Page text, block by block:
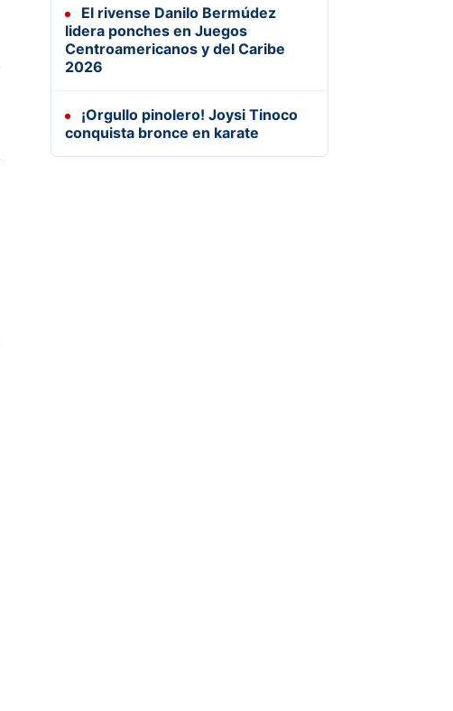
El rivense Danilo Bermúdez
lidera ponches en Juegos
Centroamericanos y del Caribe
2026
¡Orgullo pinolero! Joysi Tinoco
conquista bronce en karate